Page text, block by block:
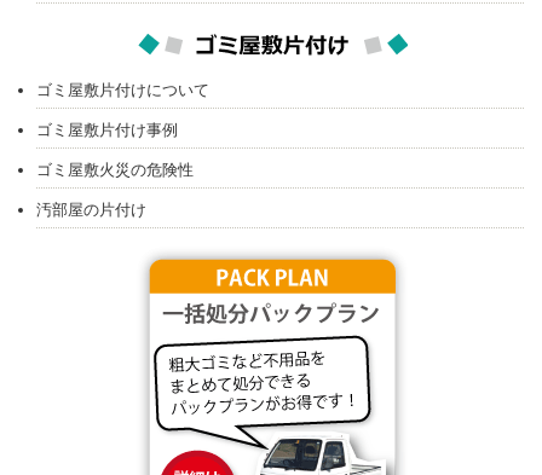
ゴミ屋敷片付けについて
ゴミ屋敷片付け事例
ゴミ屋敷火災の危険性
汚部屋の片付け